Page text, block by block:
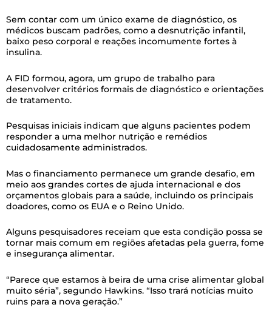
Sem contar com um único exame de diagnóstico, os
médicos buscam padrões, como a desnutrição infantil,
baixo peso corporal e reações incomumente fortes à
insulina.
A FID formou, agora, um grupo de trabalho para
desenvolver critérios formais de diagnóstico e orientações
de tratamento.
Pesquisas iniciais indicam que alguns pacientes podem
responder a uma melhor nutrição e remédios
cuidadosamente administrados.
Mas o financiamento permanece um grande desafio, em
meio aos grandes cortes de ajuda internacional e dos
orçamentos globais para a saúde, incluindo os principais
doadores, como os EUA e o Reino Unido.
Alguns pesquisadores receiam que esta condição possa se
tornar mais comum em regiões afetadas pela guerra, fome
e insegurança alimentar.
“Parece que estamos à beira de uma crise alimentar global
muito séria”, segundo Hawkins. “Isso trará notícias muito
ruins para a nova geração.”